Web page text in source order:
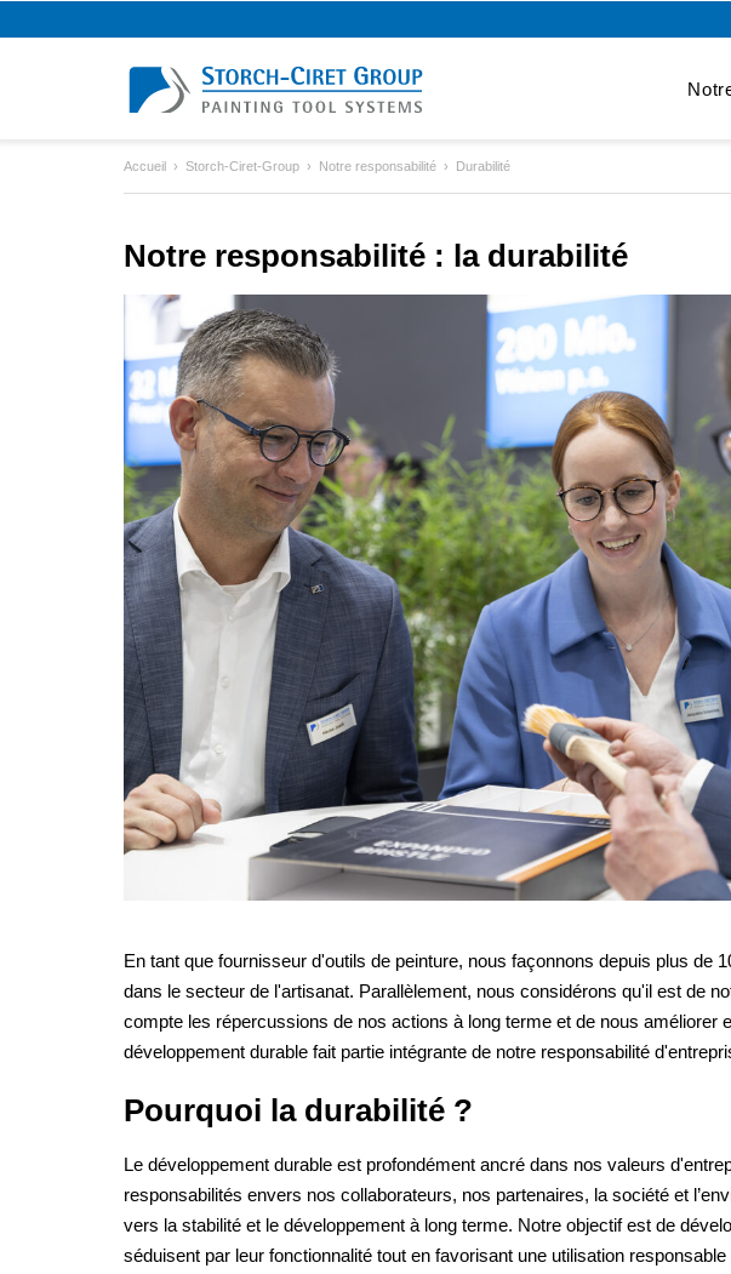
Accueil Storch-Ciret-Group Notre responsabilité Durabilité
Notre responsabilité : la durabilité
En tant que fournisseur d'outils de peinture, nous façonnons depuis plus de
dans le secteur de l'artisanat. Parallèlement, nous considérons qu'il est de
compte les répercussions de nos actions à long terme et de nous améliorer
développement durable fait partie intégrante de notre responsabilité
Pourquoi la durabilité ?
Le développement durable est profondément ancré dans nos valeurs
responsabilités envers nos collaborateurs, nos partenaires, la société et
vers la stabilité et le développement à long terme. Notre objectif est de
séduisent par leur fonctionnalité tout en favorisant une utilisation